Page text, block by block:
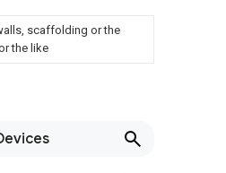
scaffolding or the
the like